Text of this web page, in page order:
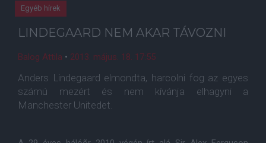
Egyéb hírek
LINDEGAARD NEM AKAR TÁVOZNI
Balog Attila • 2013. május. 18. 17:55
Anders Lindegaard elmondta, harcolni fog az egyes
számú mezért és nem kívánja elhagyni a
Manchester Unitedet.